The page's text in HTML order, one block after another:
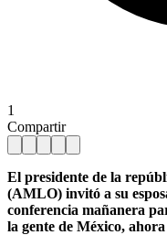
1
Compartir
El presidente de la
(AMLO) invitó a su
conferencia mañanera
la gente de México,